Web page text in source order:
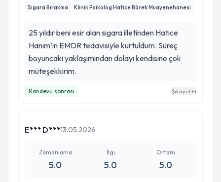
Sigara Bırakma Klinik Psikolog Hatice Börek Muayenehanesi
25 yıldır beni esir alan sigara illetinden Hatice
Hanım’ın EMDR tedavisiyle kurtuldum. Süreç
boyuncaki yaklaşımından dolayı kendisine çok
müteşekkirim.
Randevu sonrası Şikayet Et
E*** D***13.05.2026
Zamanlama
5.0
İlgi
5.0
Ortam
5.0